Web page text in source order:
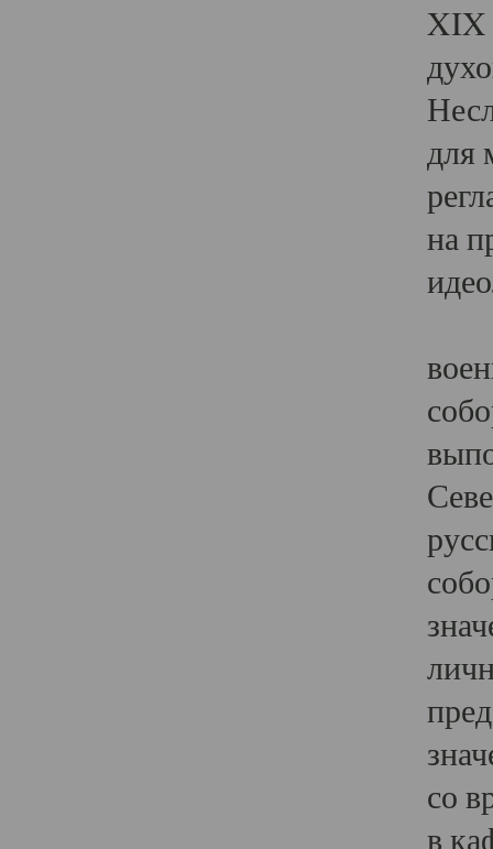
XIX
для
на
со
в